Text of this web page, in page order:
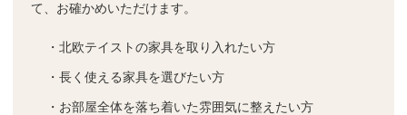
て、お確かめいただけます。
・北欧テイストの家具を取り入れたい方
・長く使える家具を選びたい方
・お部屋全体を落ち着いた雰囲気に整えたい方